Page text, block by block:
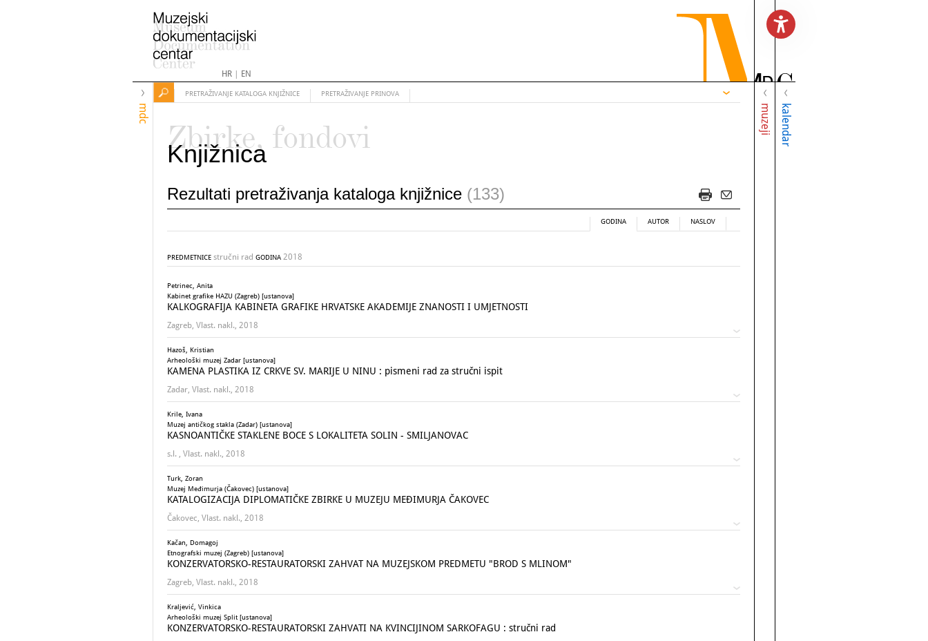
HR| EN
mdc muzeji kalendar
PRETRAŽIVANJE KATALOGA KNJIŽNICE PRETRAŽIVANJE PRINOVA
Zbirke, fondovi
Knjižnica
Rezultati pretraživanja kataloga knjižnice (133)
GODINA AUTOR NASLOV
PREDMETNICE stručni rad GODINA 2018
Petrinec, Anita
Kabinet grafike HAZU (Zagreb) [ustanova]
KALKOGRAFIJA KABINETA GRAFIKE HRVATSKE AKADEMIJE ZNANOSTI I UMJETNOSTI
Zagreb, Vlast. nakl., 2018
Hazoš, Kristian
Arheološki muzej Zadar [ustanova]
KAMENA PLASTIKA IZ CRKVE SV. MARIJE U NINU : pismeni rad za stručni ispit
Zadar, Vlast. nakl., 2018
Krile, Ivana
Muzej antičkog stakla (Zadar) [ustanova]
KASNOANTIČKE STAKLENE BOCE S LOKALITETA SOLIN - SMILJANOVAC
s.l. , Vlast. nakl., 2018
Turk, Zoran
Muzej Međimurja (Čakovec) [ustanova]
KATALOGIZACIJA DIPLOMATIČKE ZBIRKE U MUZEJU MEĐIMURJA ČAKOVEC
Čakovec, Vlast. nakl., 2018
Kačan, Domagoj
Etnografski muzej (Zagreb) [ustanova]
KONZERVATORSKO-RESTAURATORSKI ZAHVAT NA MUZEJSKOM PREDMETU "BROD S MLINOM"
Zagreb, Vlast. nakl., 2018
Kraljević, Vinkica
Arheološki muzej Split [ustanova]
KONZERVATORSKO-RESTAURATORSKI ZAHVATI NA KVINCIJINOM SARKOFAGU : stručni rad